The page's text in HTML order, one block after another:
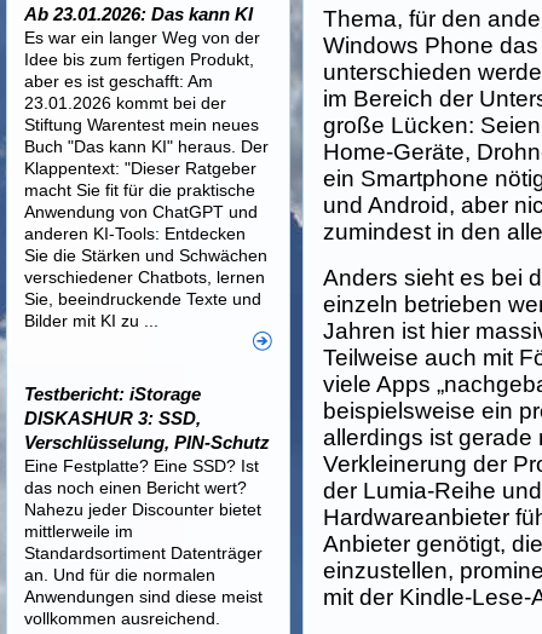
Thema, für den
Windows Phone
unterschieden
im Bereich der
große Lücken:
Home-Geräte,
ein Smartphone
und Android, aber
zumindest in den
Anders sieht es bei
einzeln betrieben
Jahren ist hier
Teilweise auch mit
viele Apps
beispielsweise ein
allerdings ist gerade
Verkleinerung der
der Lumia-Reihe
Hardwareanbieter
Anbieter genötigt,
einzustellen,
mit der Kindle-Lese-
Ab 23.01.2026: Das kann KI
Es war ein langer Weg von der
Idee bis zum fertigen Produkt,
aber es ist geschafft: Am
23.01.2026 kommt bei der
Stiftung Warentest mein neues
Buch "Das kann KI" heraus. Der
Klappentext: "Dieser Ratgeber
macht Sie fit für die praktische
Anwendung von ChatGPT und
anderen KI-Tools: Entdecken
Sie die Stärken und Schwächen
verschiedener Chatbots, lernen
Sie, beeindruckende Texte und
Bilder mit KI zu ...
Testbericht: iStorage
DISKASHUR 3: SSD,
Verschlüsselung, PIN-Schutz
Eine Festplatte? Eine SSD? Ist
das noch einen Bericht wert?
Nahezu jeder Discounter bietet
mittlerweile im
Standardsortiment Datenträger
an. Und für die normalen
Anwendungen sind diese meist
vollkommen ausreichend.